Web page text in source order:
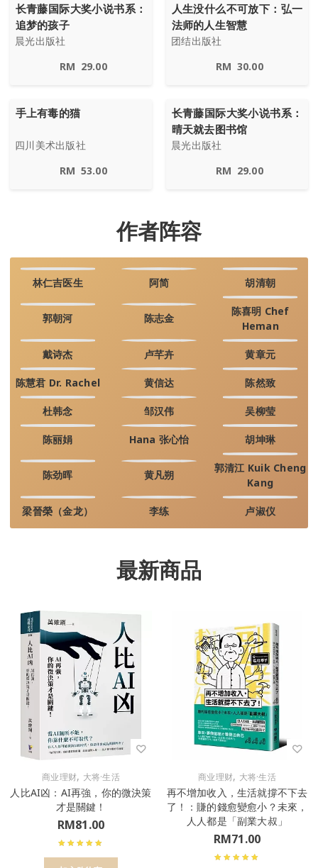
长青藤国际大奖小说书系：
追梦的孩子
晨光出版社
RM 29.00
人生没什么不可放下：弘一
法师的人生智慧
团结出版社
RM 30.00
手上有毒的猫
四川美术出版社
RM 53.00
长青藤国际大奖小说书系：
晴天就去图书馆
晨光出版社
RM 29.00
作者阵容
林仁吉医生 阿简 胡清朝
郭朝河 陈志金
陈喜明 Chef
Heman
戴诗杰 卢芊卉 黄章元
陈慧君 Dr. Rachel 黄信达 陈然致
杜韩念 邹汉伟 吴柳莹
陈丽娟 Hana 张心怡 胡坤琳
陈劲晖 黄凡朔
郭清江 Kuik Cheng
Kang
梁晉榮（金龙） 李练 卢淑仪
最新商品
商业理财, 大将·生活
人比AI凶：AI再強，你的微決策
才是關鍵！
RM81.00
商业理财, 大将·生活
再不增加收入，生活就撐不下去
了！：賺的錢愈變愈小？未來，
人人都是「副業大叔」
RM71.00